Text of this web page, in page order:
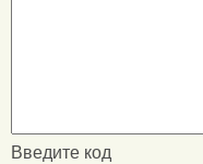
Введите код